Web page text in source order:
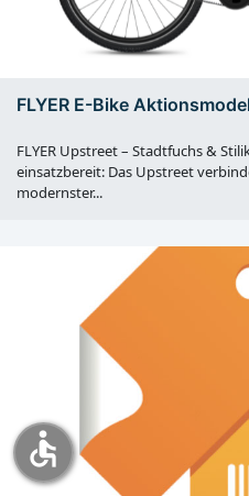
FLYER E-Bike
FLYER Upstreet – Stadtfuchs &
einsatzbereit: Das Upstreet
modernster...
accessible